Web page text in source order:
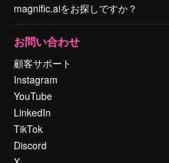
magnific.aiをお探しですか？
お問い合わせ
顧客サポート
Instagram
YouTube
LinkedIn
TikTok
Discord